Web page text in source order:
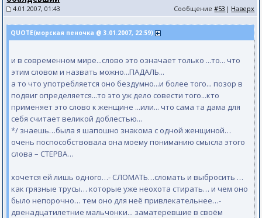
4.01.2007, 01:43 Сообщение#53 | Наверх
QUOTE(морская пеночка @ 3.01.2007, 22:59)
и в современном мире...слово это означает только ...то... что
этим словом и назвать можно...ПАДАЛЬ...
а то что употребляется оно бездумно...и более того... позор в
подвиг определяется...то это уж дело совести того...кто
применяет это слово к женщине ...или... что сама та дама для
себя считает великой доблестью...
*/ знаешь…была я шапошно знакома с одной женщиной…
очень поспособствовала она моему пониманию смысла этого
слова – СТЕРВА…
хочется ей лишь одного…- СЛОМАТЬ…сломать и выбросить …
как грязные трусы… которые уже неохота стирать… и чем оно
было непорочно… тем оно для неё привлекательнее…-
двенадцатилетние мальчонки... заматеревшие в своём